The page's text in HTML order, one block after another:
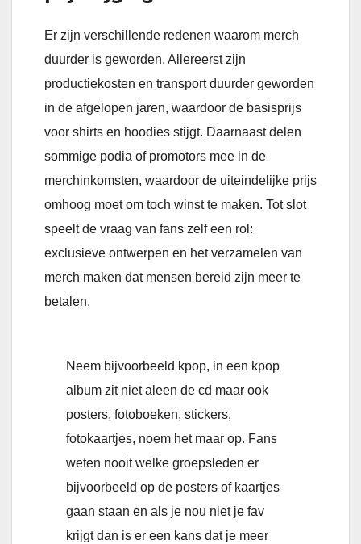
Er zijn verschillende redenen waarom merch
duurder is geworden. Allereerst zijn
productiekosten en transport duurder geworden
in de afgelopen jaren, waardoor de basisprijs
voor shirts en hoodies stijgt. Daarnaast delen
sommige podia of promotors mee in de
merchinkomsten, waardoor de uiteindelijke prijs
omhoog moet om toch winst te maken. Tot slot
speelt de vraag van fans zelf een rol:
exclusieve ontwerpen en het verzamelen van
merch maken dat mensen bereid zijn meer te
betalen.
Neem bijvoorbeeld kpop, in een kpop
album zit niet aleen de cd maar ook
posters, fotoboeken, stickers,
fotokaartjes, noem het maar op. Fans
weten nooit welke groepsleden er
bijvoorbeeld op de posters of kaartjes
gaan staan en als je nou niet je fav
krijgt dan is er een kans dat je meer